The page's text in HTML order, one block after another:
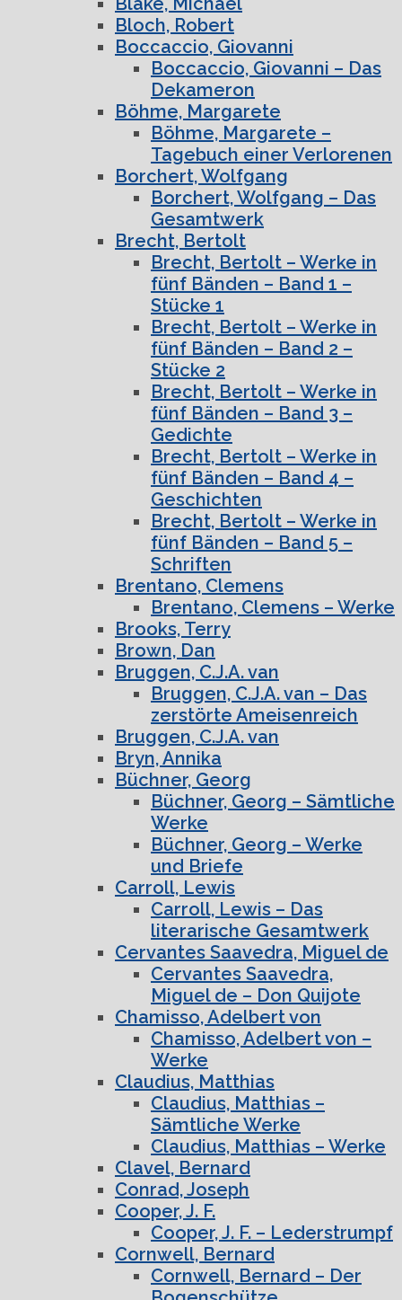
Bloch, Robert
Boccaccio, Giovanni
Boccaccio, Giovanni – Das
Dekameron
Böhme, Margarete
Böhme, Margarete –
Tagebuch einer Verlorenen
Borchert, Wolfgang
Borchert, Wolfgang – Das
Gesamtwerk
Brecht, Bertolt
Brecht, Bertolt – Werke in
fünf Bänden – Band 1 –
Stücke 1
Brecht, Bertolt – Werke in
fünf Bänden – Band 2 –
Stücke 2
Brecht, Bertolt – Werke in
fünf Bänden – Band 3 –
Gedichte
Brecht, Bertolt – Werke in
fünf Bänden – Band 4 –
Geschichten
Brecht, Bertolt – Werke in
fünf Bänden – Band 5 –
Schriften
Brentano, Clemens
Brentano, Clemens – Werke
Brooks, Terry
Brown, Dan
Bruggen, C.J.A. van
Bruggen, C.J.A. van – Das
zerstörte Ameisenreich
Bruggen, C.J.A. van
Bryn, Annika
Büchner, Georg
Büchner, Georg – Sämtliche
Werke
Büchner, Georg – Werke
und Briefe
Carroll, Lewis
Carroll, Lewis – Das
literarische Gesamtwerk
Cervantes Saavedra, Miguel de
Cervantes Saavedra,
Miguel de – Don Quijote
Chamisso, Adelbert von
Chamisso, Adelbert von –
Werke
Claudius, Matthias
Claudius, Matthias –
Sämtliche Werke
Claudius, Matthias – Werke
Clavel, Bernard
Conrad, Joseph
Cooper, J. F.
Cooper, J. F. – Lederstrumpf
Cornwell, Bernard
Cornwell, Bernard – Der